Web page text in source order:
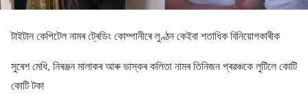
টাইটান কেপিটেল নামৰ ট্ৰেডিং কোম্পানীৰে লুণ্ঠন কেইবা শতাধিক বিনিয়োগকাৰীক
সুৰেশ মেধি, নিৰঞ্জন মালাকৰ আৰু ভাস্কৰ কলিতা নামৰ তিনিজন প্ৰৱঞ্চকে লুটিলে কোটি
কোটি টকা